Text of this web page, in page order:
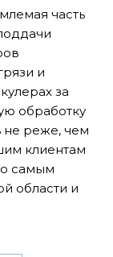
часть
и
за
обработку
не реже, чем
клиентам
самым
области и